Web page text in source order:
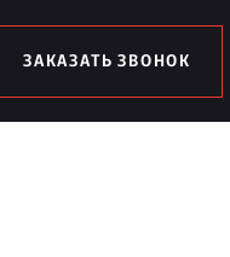
ЗАКАЗАТЬ ЗВОНОК